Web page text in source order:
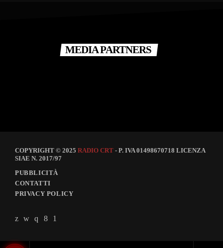
MEDIA PARTNERS
COPYRIGHT © 2025 RADIO CRT - P. IVA 01498670718 LICENZA
SIAE N. 2017/97
PUBBLICITÀ
CONTATTI
PRIVACY POLICY